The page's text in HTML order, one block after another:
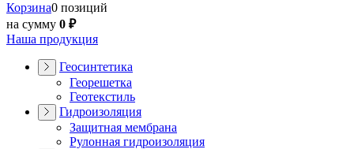
Корзина0 позиций
на сумму 0 ₽
Наша продукция
Геосинтетика
Георешетка
Геотекстиль
Гидроизоляция
Защитная мембрана
Рулонная гидроизоляция